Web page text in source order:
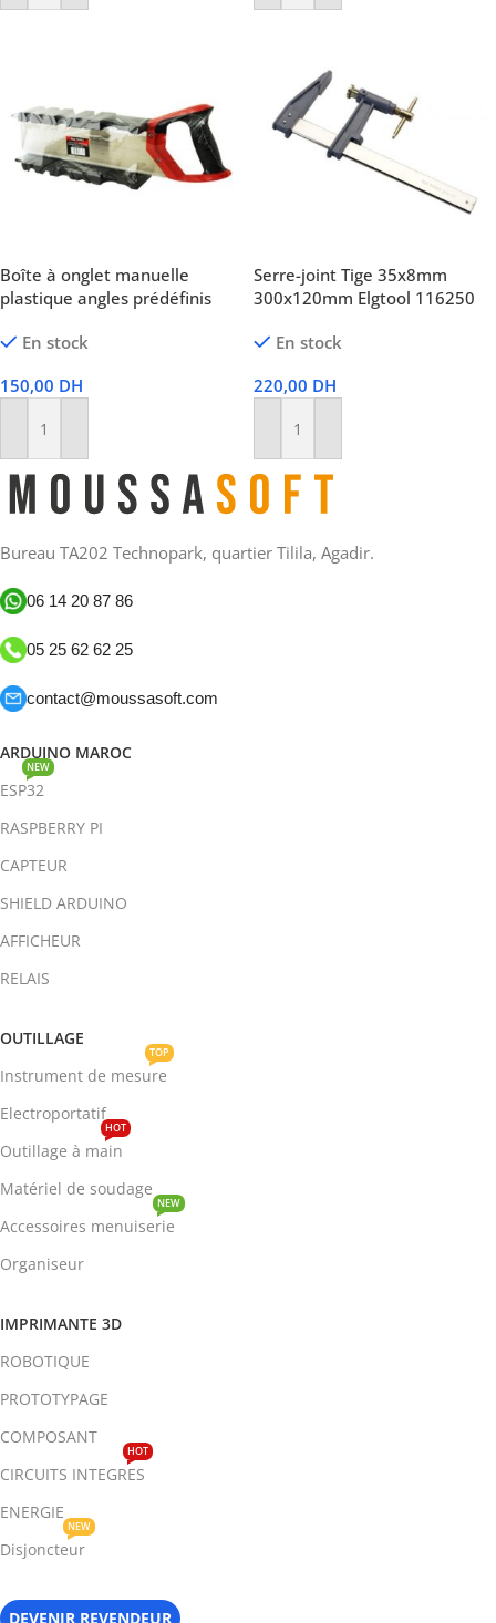
Boîte à onglet manuelle
plastique angles prédéfinis
En stock
150,00 DH
Ajouter Au Panier
Serre-joint Tige 35x8mm
300x120mm Elgtool 116250
En stock
220,00 DH
Ajouter Au Panier
Bureau TA202 Technopark, quartier Tilila, Agadir.
06 14 20 87 86
05 25 62 62 25
contact@moussasoft.com
ARDUINO MAROC
ESP32
NEW
RASPBERRY PI
CAPTEUR
SHIELD ARDUINO
AFFICHEUR
RELAIS
OUTILLAGE
Instrument de mesure
TOP
Electroportatif
Outillage à main
HOT
Matériel de soudage
Accessoires menuiserie
NEW
Organiseur
IMPRIMANTE 3D
ROBOTIQUE
PROTOTYPAGE
COMPOSANT
CIRCUITS INTEGRES
HOT
ENERGIE
Disjoncteur
NEW
DEVENIR REVENDEUR